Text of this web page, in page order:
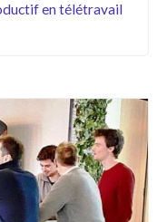
en télétravail